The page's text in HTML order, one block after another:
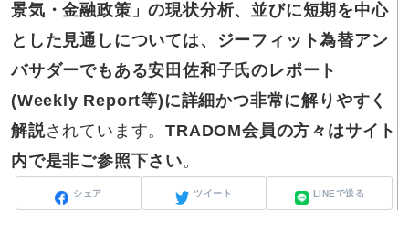
景気・金融政策」の現状分析、並びに短期を中心
とした見通しについては、ジーフィット為替アン
バサダーでもある安田佐和子氏のレポート
(Weekly Report等)に詳細かつ非常に解りやすく
解説されています。TRADOM会員の方々はサイト
内で是非ご参照下さい。
シェア ツイート LINEで送る